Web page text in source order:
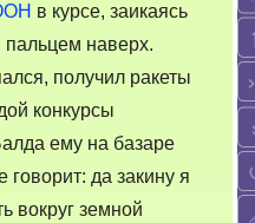
в курсе, заикаясь
пальцем наверх.
получил ракеты
конкурсы
ему на базаре
говорит: да закину я
вокруг земной